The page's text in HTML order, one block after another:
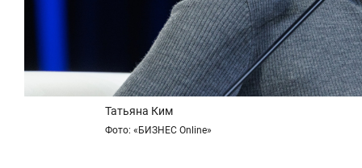
Татьяна Ким
Фото: «БИЗНЕС Online»